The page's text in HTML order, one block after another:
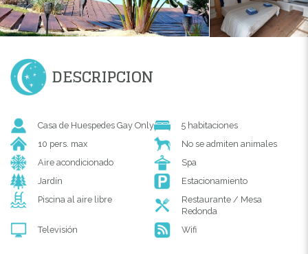
DESCRIPCION
Casa de Huespedes Gay Only
5 habitaciones
10 pers. max
No se admiten animales
Aire acondicionado
Spa
Jardín
Estacionamiento
Piscina al aire libre
Restaurante / Mesa
Redonda
Televisión
Wifi